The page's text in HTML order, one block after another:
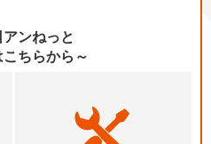
アンねっと
ちらから～